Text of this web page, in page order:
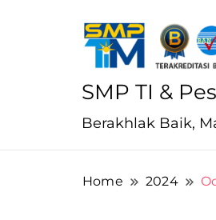
SMP TI &
Berakhlak Baik,
Home 2024